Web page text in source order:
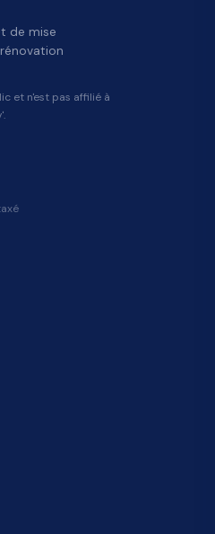
de mise
et n'est pas affilié à